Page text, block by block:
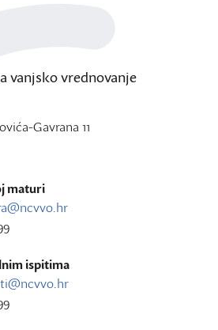
vanjsko vrednovanje
Gavrana 11
maturi
ispitima